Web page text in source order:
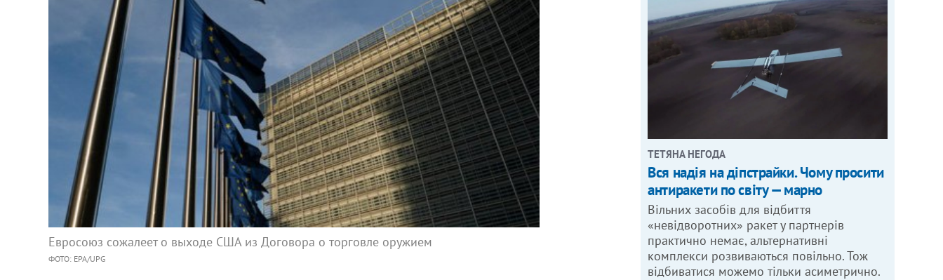
Евросоюз сожалеет о выходе США из Договора о торговле оружием
ФОТО: EPA/UPG
ТЕТЯНА НЕГОДА
Вся надія на діпстрайки. Чому просити
антиракети по світу — марно
Вільних засобів для відбиття
«невідворотних» ракет у партнерів
практично немає, альтернативні
комплекси розвиваються повільно. Тож
відбиватися можемо тільки асиметрично.